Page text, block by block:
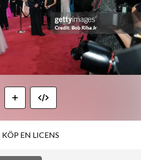
KÖP EN LICENS